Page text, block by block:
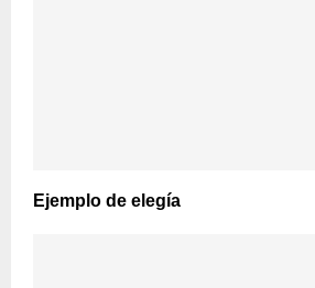
Ejemplo de elegía